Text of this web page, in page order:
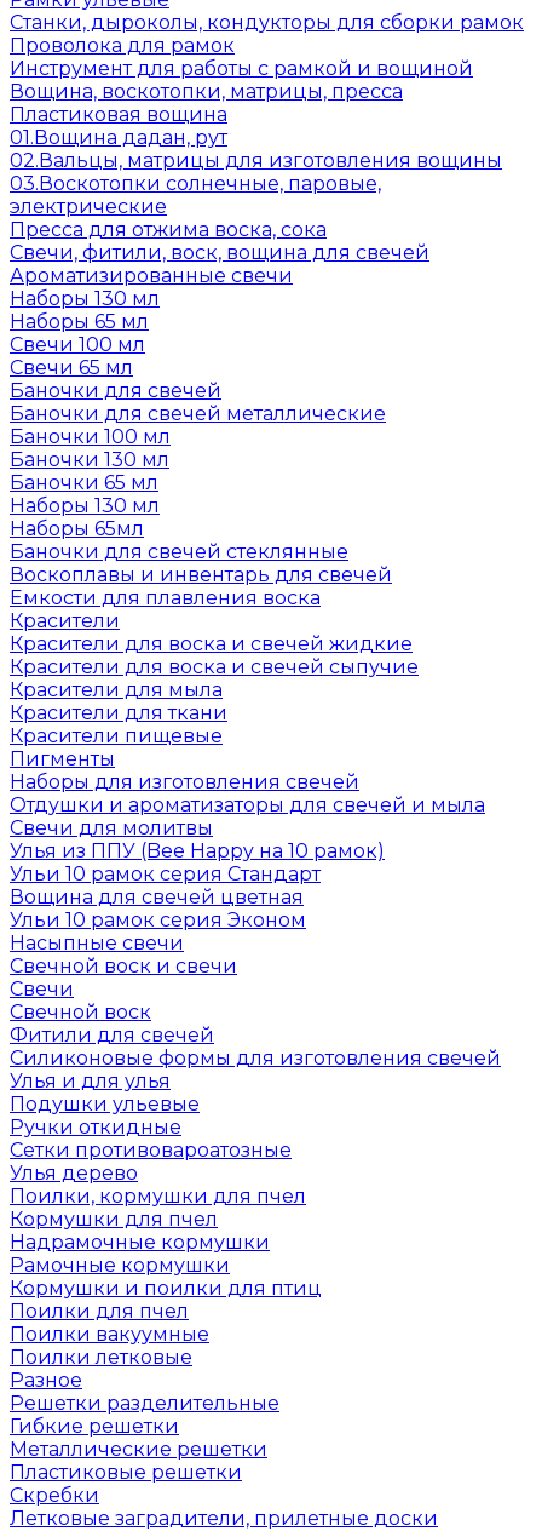
Станки, дыроколы, кондукторы для сборки рамок
Проволока для рамок
Инструмент для работы с рамкой и вощиной
Вощина, воскотопки, матрицы, пресса
Пластиковая вощина
01.Вощина дадан, рут
02.Вальцы, матрицы для изготовления вощины
03.Воскотопки солнечные, паровые,
электрические
Пресса для отжима воска, сока
Свечи, фитили, воск, вощина для свечей
Ароматизированные свечи
Наборы 130 мл
Наборы 65 мл
Свечи 100 мл
Свечи 65 мл
Баночки для свечей
Баночки для свечей металлические
Баночки 100 мл
Баночки 130 мл
Баночки 65 мл
Наборы 130 мл
Наборы 65мл
Баночки для свечей стеклянные
Воскоплавы и инвентарь для свечей
Емкости для плавления воска
Красители
Красители для воска и свечей жидкие
Красители для воска и свечей сыпучие
Красители для мыла
Красители для ткани
Красители пищевые
Пигменты
Наборы для изготовления свечей
Отдушки и ароматизаторы для свечей и мыла
Свечи для молитвы
Улья из ППУ (Bee Happy на 10 рамок)
Ульи 10 рамок серия Стандарт
Вощина для свечей цветная
Ульи 10 рамок серия Эконом
Насыпные свечи
Свечной воск и свечи
Свечи
Свечной воск
Фитили для свечей
Силиконовые формы для изготовления свечей
Улья и для улья
Подушки ульевые
Ручки откидные
Сетки противовароатозные
Улья дерево
Поилки, кормушки для пчел
Кормушки для пчел
Надрамочные кормушки
Рамочные кормушки
Кормушки и поилки для птиц
Поилки для пчел
Поилки вакуумные
Поилки летковые
Разное
Решетки разделительные
Гибкие решетки
Металлические решетки
Пластиковые решетки
Скребки
Летковые заградители, прилетные доски